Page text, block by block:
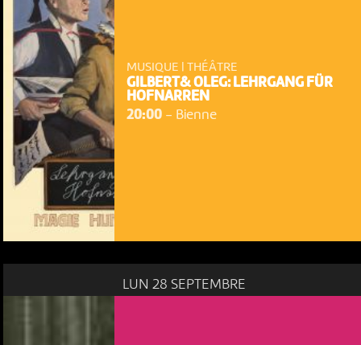
MUSIQUE | THÉÂTRE
GILBERT& OLEG: LEHRGANG FÜR
HOFNARREN
20:00- Bienne
LUN 28 SEPTEMBRE